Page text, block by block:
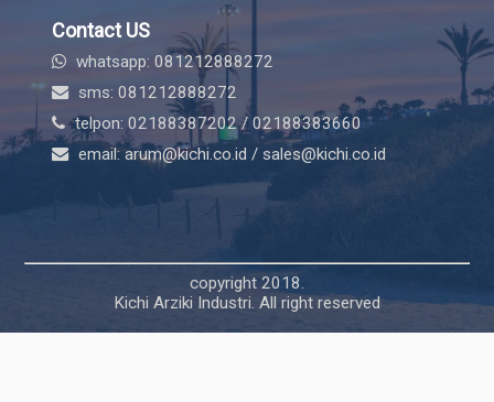
Contact US
whatsapp: 081212888272
sms: 081212888272
telpon: 02188387202 / 02188383660
email: arum@kichi.co.id / sales@kichi.co.id
copyright 2018.
Kichi Arziki Industri. All right reserved